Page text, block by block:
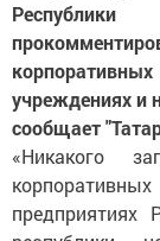
учреждениях и
сообщает
«Никакого
предприятиях